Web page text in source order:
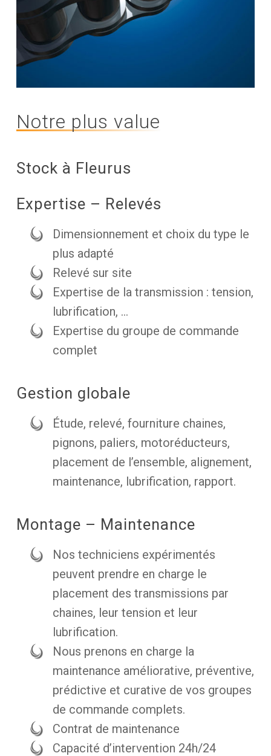
Notre plus value
Stock à Fleurus
Expertise – Relevés
Dimensionnement et choix du type le
plus adapté
Relevé sur site
Expertise de la transmission : tension,
lubrification, …
Expertise du groupe de commande
complet
Gestion globale
Étude, relevé, fourniture chaines,
pignons, paliers, motoréducteurs,
placement de l’ensemble, alignement,
maintenance, lubrification, rapport.
Montage – Maintenance
Nos techniciens expérimentés
peuvent prendre en charge le
placement des transmissions par
chaines, leur tension et leur
lubrification.
Nous prenons en charge la
maintenance améliorative, préventive,
prédictive et curative de vos groupes
de commande complets.
Contrat de maintenance
Capacité d’intervention 24h/24